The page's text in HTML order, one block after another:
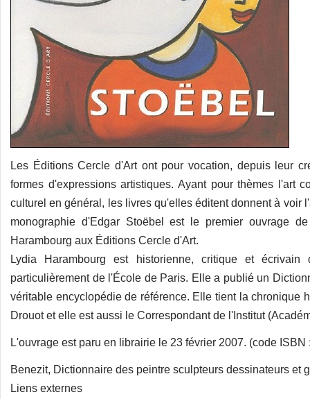
Les Éditions Cercle d'Art ont pour vocation, depuis leur
formes d'expressions artistiques. Ayant pour thèmes l'art
culturel en général, les livres qu'elles éditent donnent à voir
monographie d'Edgar Stoëbel est le premier ouvrage
Harambourg aux Éditions Cercle d'Art.
Lydia Harambourg est historienne, critique et
particulièrement de l'École de Paris. Elle a publié un
véritable encyclopédie de référence. Elle tient la chronique
Drouot et elle est aussi le Correspondant de l'Institut
L'ouvrage est paru en librairie le 23 février 2007. (code ISBN
Benezit, Dictionnaire des peintre sculpteurs dessinateurs et
Liens externes